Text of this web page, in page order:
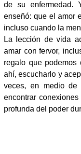
de su enfermedad.
enseñó: que el amor
incluso cuando la
La lección de vida
amar con fervor,
regalo que podemos
ahí, escucharlo y
veces, en medio de
encontrar
profunda del poder